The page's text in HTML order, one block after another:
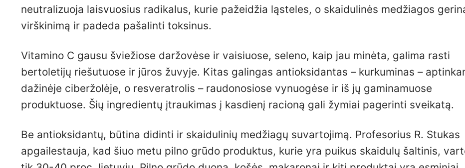
neutralizuoja laisvuosius radikalus, kurie pažeidžia ląsteles, o skaidulinės medžiagos
virškinimą ir padeda pašalinti toksinus.
Vitamino C gausu šviežiose daržovėse ir vaisiuose, seleno, kaip jau minėta, galima rasti
bertoletijų riešutuose ir jūros žuvyje. Kitas galingas antioksidantas – kurkuminas –
dažinėje ciberžolėje, o resveratrolis – raudonosiose vynuogėse ir iš jų gaminamuose
produktuose. Šių ingredientų įtraukimas į kasdienį racioną gali žymiai pagerinti sveikatą.
Be antioksidantų, būtina didinti ir skaidulinių medžiagų suvartojimą. Profesorius R. Stukas
apgailestauja, kad šiuo metu pilno grūdo produktus, kurie yra puikus skaidulų šaltinis,